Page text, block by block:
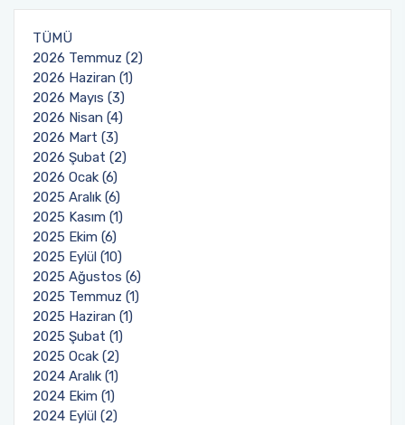
TÜMÜ
2026 Temmuz (2)
2026 Haziran (1)
2026 Mayıs (3)
2026 Nisan (4)
2026 Mart (3)
2026 Şubat (2)
2026 Ocak (6)
2025 Aralık (6)
2025 Kasım (1)
2025 Ekim (6)
2025 Eylül (10)
2025 Ağustos (6)
2025 Temmuz (1)
2025 Haziran (1)
2025 Şubat (1)
2025 Ocak (2)
2024 Aralık (1)
2024 Ekim (1)
2024 Eylül (2)